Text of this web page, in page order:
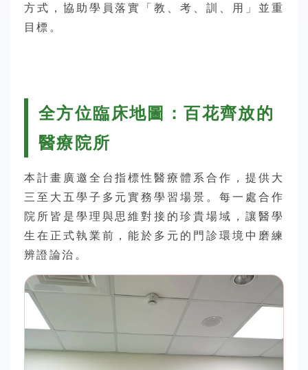
方式，協助學員落實「教、考、訓、用」並重
目標。
全方位臨床地圖：百花齊放的
醫療院所
本計畫廣邀全台指標性醫療體系合作，提供大
三至大五學子多元實務學習場景。每一處合作
院所皆是學理與思維對接的珍貴場域，讓醫學
生在正式執業前，能於多元的門診環境中磨練
辨證論治。